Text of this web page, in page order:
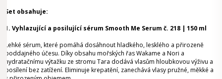
Set obsahuje:
1. Vyhlazující a posilující sérum Smooth Me Serum č. 218 | 150 ml
Lehké sérum, které pomáhá dosáhnout hladkého, lesklého a přirozeně
poddajného účesu. Díky obsahu mořských řas Wakame a Nori a
hydratačnímu výtažku ze stromu Tara dodává vlasům hloubkovou výživu a
posílení bez zatížení. Eliminuje krepatění, zanechává vlasy pružné, měkké a